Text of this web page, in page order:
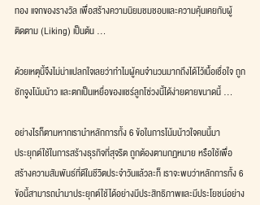
ทอง แจกของรางวัล เพื่อสร้างความนิยมชมชอบและความคุ้นเคยกับผู้
ติดตาม (Liking) เป็นต้น ...
ด้วยเหตุนี้จึงไม่น่าแปลกใจเลยว่าทำไมผู้คนจำนวนมากถึงได้ไว้เนื้อเชื่อใจ ถูก
ชักจูงโน้มน้าว และตกเป็นเหยื่อของแชร์ลูกโซ่วงนี้ได้ง่ายดายขนาดนี้ ...
อย่างไรก็ตามหากเรานำหลักการทั้ง 6 ข้อในการโน้มน้าวใจคนนี้มา
ประยุกต์ใช้ในการสร้างธุรกิจที่สุจริต ถูกต้องตามกฏหมาย หรือใช้เพื่อ
สร้างความสัมพันธ์ที่ดีในชีวิตประจำวันแล้วละก็ เราจะพบว่าหลักการทั้ง 6
ข้อนี้สามารถนำมาประยุกต์ใช้ได้อย่างมีประสิทธิภาพและมีประโยชน์อย่าง